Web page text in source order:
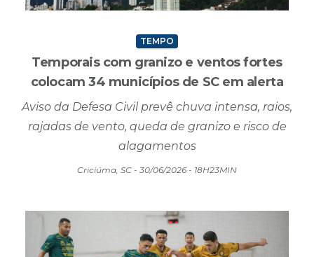
TEMPO
Temporais com granizo e ventos fortes
colocam 34 municípios de SC em alerta
Aviso da Defesa Civil prevê chuva intensa, raios,
rajadas de vento, queda de granizo e risco de
Criciúma, SC - 30/06/2026 - 18H23MIN